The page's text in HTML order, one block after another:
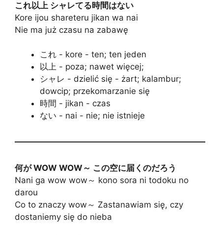
これ以上 シャレてる時間はない
Kore ijou shareteru jikan wa nai
Nie ma już czasu na zabawę
これ - kore - ten; ten jeden
以上 - poza; nawet więcej;
シャレ - dzielić się - żart; kalambur;
dowcip; przekomarzanie się
時間 - jikan - czas
ない - nai - nie; nie istnieje
何が WOW WOW～ この空に届くのだろう
Nani ga wow wow～ kono sora ni todoku no
darou
Co to znaczy wow～ Zastanawiam się, czy
dostaniemy się do nieba